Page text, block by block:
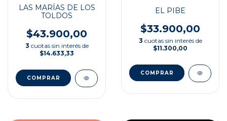
LAS MARÍAS DE LOS
TOLDOS
$43.900,00
3 cuotas sin interés de
$14.633,33
EL PIBE
$33.900,00
3 cuotas sin interés de
$11.300,00